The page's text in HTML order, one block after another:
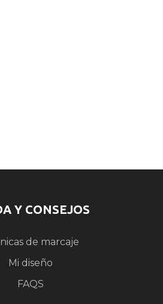
Y CONSEJOS
de marcaje
Mi diseño
FAQS